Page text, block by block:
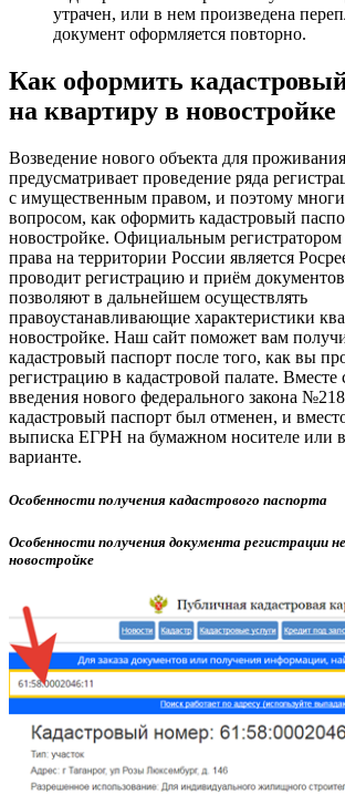
утрачен, или в нем произведена
документ оформляется повторно.
Как оформить
на квартиру в новостройке
Возведение нового объекта для
предусматривает проведение ряда
с имущественным правом, и поэтому
вопросом, как оформить кадастровый
новостройке. Официальным
права на территории России является
проводит регистрацию и приём
позволяют в дальнейшем осуществлять
правоустанавливающие характеристики
новостройке. Наш сайт поможет вам
кадастровый паспорт после того, как вы
регистрацию в кадастровой палате. Вместе
введения нового федерального закона
кадастровый паспорт был отменен, и
выписка ЕГРН на бумажном носителе или
варианте.
Особенности получения кадастрового паспорта
Особенности получения документа регистрации
новостройке